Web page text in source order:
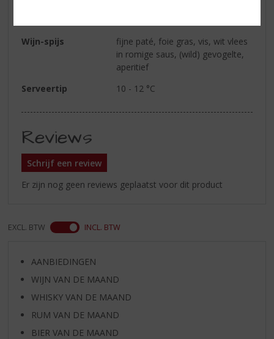
Wijn-spijs
fijne paté, foie gras, vis, wit vlees
in romige saus, (wild) gevogelte,
aperitief
Serveertip
10 - 12 °C
Reviews
Schrijf een review
Er zijn nog geen reviews geplaatst voor dit product
EXCL. BTW INCL. BTW
AANBIEDINGEN
WIJN VAN DE MAAND
WHISKY VAN DE MAAND
RUM VAN DE MAAND
BIER VAN DE MAAND